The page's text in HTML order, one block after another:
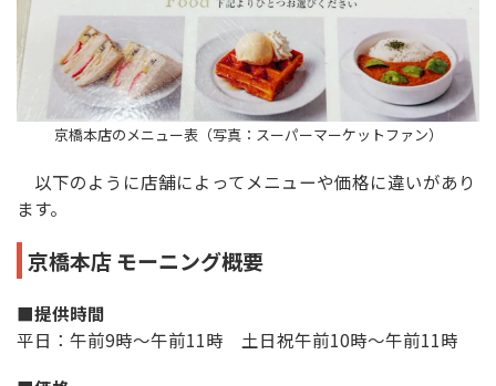
京橋本店のメニュー表（写真：スーパーマーケットファン）
以下のように店舗によってメニューや価格に違いがあり
ます。
京橋本店 モーニング概要
■提供時間
平日：午前9時～午前11時 土日祝午前10時～午前11時